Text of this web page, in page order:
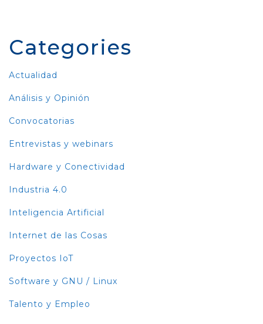
Categories
Actualidad
Análisis y Opinión
Convocatorias
Entrevistas y webinars
Hardware y Conectividad
Industria 4.0
Inteligencia Artificial
Internet de las Cosas
Proyectos IoT
Software y GNU / Linux
Talento y Empleo